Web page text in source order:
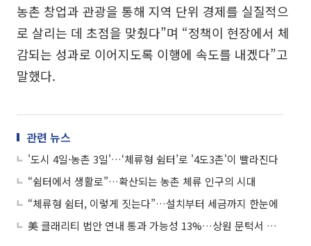
농촌 창업과 관광을 통해 지역 단위 경제를 실질적으
로 살리는 데 초점을 맞췄다”며 “정책이 현장에서 체
감되는 성과로 이어지도록 이행에 속도를 내겠다”고
말했다.
관련 뉴스
'도시 4일·농촌 3일'…‘체류형 쉼터’로 '4도3촌'이 빨라진다
“쉼터에서 생활로”…확산되는 농촌 체류 인구의 시대
“체류형 쉼터, 이렇게 짓는다”…설치부터 세금까지 한눈에
美 클래리티 법안 연내 통과 가능성 13%…상원 문턱서 제동